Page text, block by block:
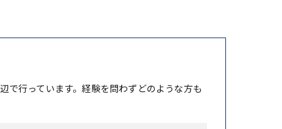
で行っています。経験を問わずどのような方も